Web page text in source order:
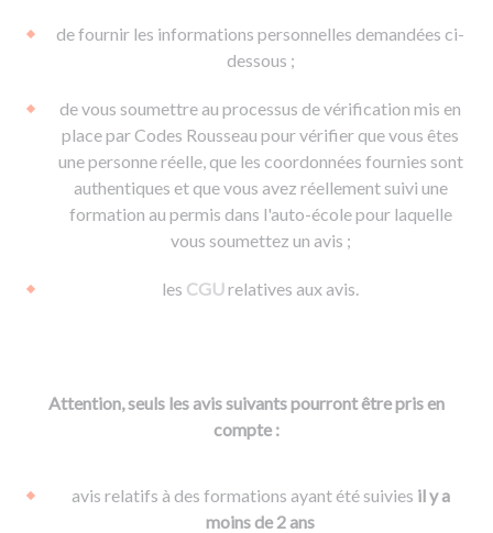
de fournir les informations personnelles demandées ci-
dessous ;
de vous soumettre au processus de vérification mis en
place par Codes Rousseau pour vérifier que vous êtes
une personne réelle, que les coordonnées fournies sont
authentiques et que vous avez réellement suivi une
formation au permis dans l'auto-école pour laquelle
vous soumettez un avis ;
les CGUrelatives aux avis.
Attention, seuls les avis suivants pourront être pris en
compte :
avis relatifs à des formations ayant été suivies il y a
moins de 2 ans